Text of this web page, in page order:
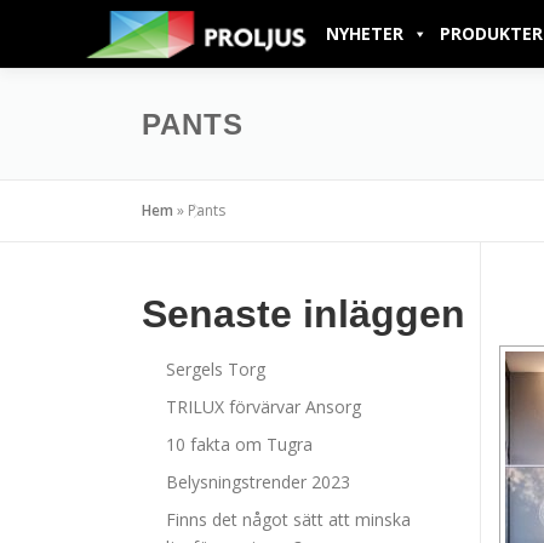
NYHETER PRODUKTER
PANTS
Hem » Pants
Senaste inläggen
Sergels Torg
TRILUX förvärvar Ansorg
10 fakta om Tugra
Belysningstrender 2023
Finns det något sätt att minska